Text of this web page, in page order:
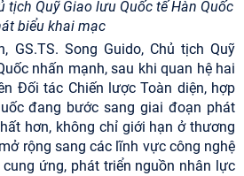
tịch Quỹ Giao lưu Quốc tế Hàn Quốc
biểu khai mạc
GS.TS. Song Guido, Chủ tịch Quỹ
nhấn mạnh, sau khi quan hệ hai
Đối tác Chiến lược Toàn diện, hợp
đang bước sang giai đoạn phát
hơn, không chỉ giới hạn ở thương
rộng sang các lĩnh vực công nghệ
ứng, phát triển nguồn nhân lực